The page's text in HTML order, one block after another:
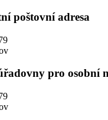
poštovní adresa
pro osobní